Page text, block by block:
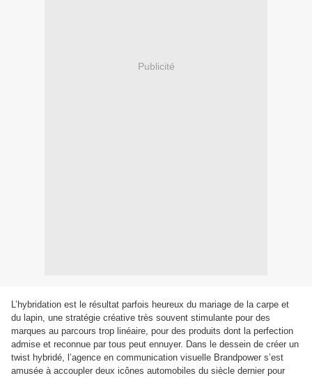
Publicité
L’hybridation est le résultat parfois heureux du mariage de la carpe et
du lapin, une stratégie créative très souvent stimulante pour des
marques au parcours trop linéaire, pour des produits dont la perfection
admise et reconnue par tous peut ennuyer. Dans le dessein de créer un
twist hybridé, l’agence en communication visuelle Brandpower s’est
amusée à accoupler deux icônes automobiles du siècle dernier pour